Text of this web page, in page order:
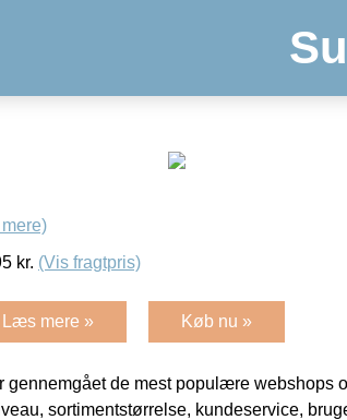
kr. (Vis fragtpris)
Læs mere » Køb nu »
gennemgået de mest populære webshops
sortimentstørrelse, kundeservice,